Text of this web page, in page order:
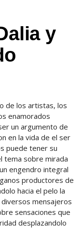
y
de los artistas, los
enamorados
un argumento de
en la vida de el ser
puede tener su
tema sobre mirada
engendro integral
productores de
hacia el pelo la
diversos mensajeros
sensaciones que
desplazandolo